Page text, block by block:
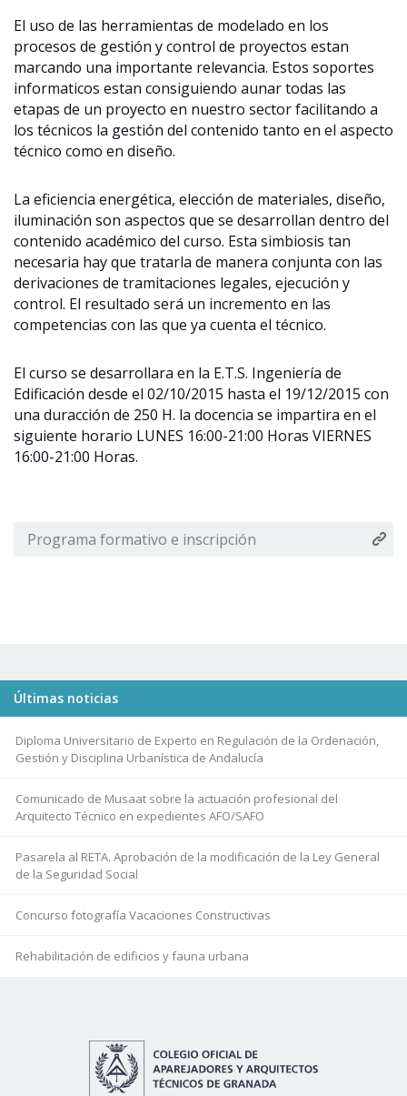
El uso de las herramientas de modelado en los
procesos de gestión y control de proyectos estan
marcando una importante relevancia. Estos soportes
informaticos estan consiguiendo aunar todas las
etapas de un proyecto en nuestro sector facilitando a
los técnicos la gestión del contenido tanto en el aspecto
técnico como en diseño.
La eficiencia energética, elección de materiales, diseño,
iluminación son aspectos que se desarrollan dentro del
contenido académico del curso. Esta simbiosis tan
necesaria hay que tratarla de manera conjunta con las
derivaciones de tramitaciones legales, ejecución y
control. El resultado será un incremento en las
competencias con las que ya cuenta el técnico.
El curso se desarrollara en la E.T.S. Ingeniería de
Edificación desde el 02/10/2015 hasta el 19/12/2015 con
una duracción de 250 H. la docencia se impartira en el
siguiente horario LUNES 16:00-21:00 Horas VIERNES
16:00-21:00 Horas.
Programa formativo e inscripción
Últimas noticias
Diploma Universitario de Experto en Regulación de la Ordenación,
Gestión y Disciplina Urbanística de Andalucía
Comunicado de Musaat sobre la actuación profesional del
Arquitecto Técnico en expedientes AFO/SAFO
Pasarela al RETA. Aprobación de la modificación de la Ley General
de la Seguridad Social
Concurso fotografía Vacaciones Constructivas
Rehabilitación de edificios y fauna urbana